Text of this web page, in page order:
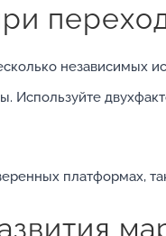
независимых
Используйте
платформах,